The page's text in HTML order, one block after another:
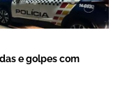
e golpes com